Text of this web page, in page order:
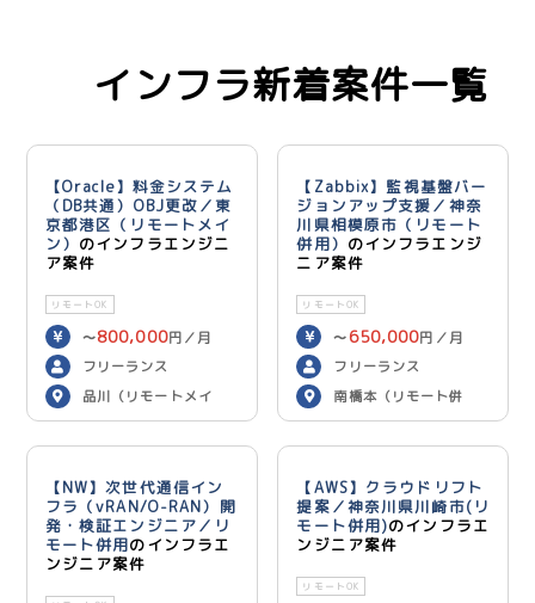
インフラ新着案件一覧
【Oracle】料金システム
（DB共通）OBJ更改／東
京都港区（リモートメイ
ン） のインフラエンジニ
ア案件
リモートOK
〜800,000円／月
フリーランス
品川（リモートメイ
ン）
【Zabbix】監視基盤バー
ジョンアップ支援／神奈
川県相模原市（リモート
併用） のインフラエンジ
ニア案件
リモートOK
〜 650,000円／月
フリーランス
南橋本（リモート併
用）
【NW】次世代通信イン
フラ（vRAN/O-RAN）開
発・検証エンジニア／リ
モート併用のインフラエ
ンジニア案件
【AWS】クラウドリフト
提案／神奈川県川崎市(リ
モート併用)のインフラエ
ンジニア案件
リモートOK